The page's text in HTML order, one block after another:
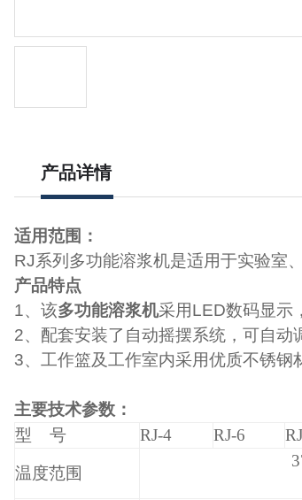
产品详情
适用范围：
RJ系列 多功能溶浆机是适用于实验室
产品特点
1、该多功能溶浆机采用LED数码显示
2、配套安装了自动摇摆系统，可自动
3、工作篮及工作室内采用优质不锈钢材
主要技术参数：
型
号 RJ-4 RJ-6
温度范围